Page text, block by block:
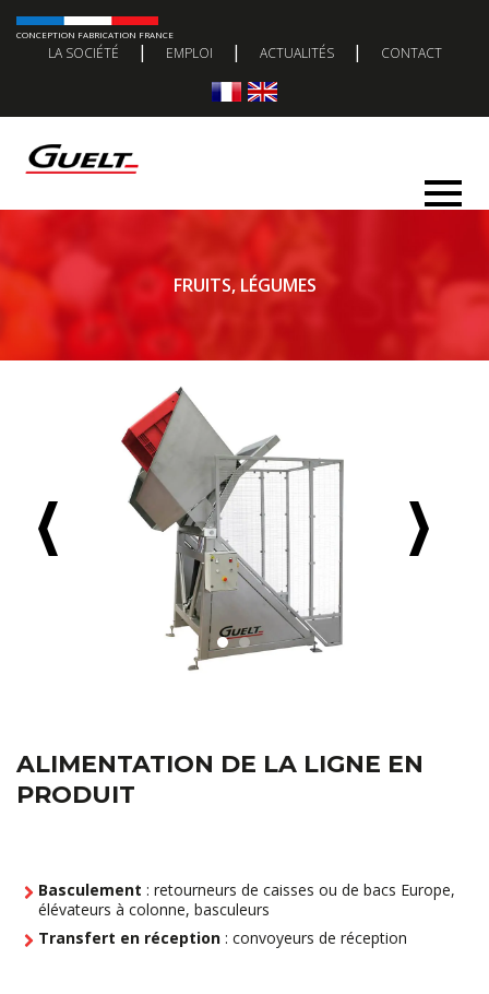
CONCEPTION FABRICATION FRANCE
LA SOCIÉTÉ | EMPLOI | ACTUALITÉS | CONTACT
FRUITS, LÉGUMES
ALIMENTATION DE LA LIGNE EN
PRODUIT
Basculement : retourneurs de caisses ou de bacs Europe,
élévateurs à colonne, basculeurs
Transfert en réception : convoyeurs de réception